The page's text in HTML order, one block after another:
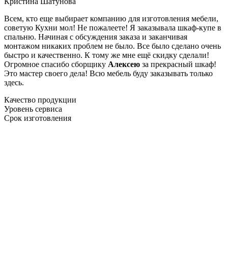
Всем, кто еще выбирает компанию для изготовления мебели,
советую Кухни мол! Не пожалеете! Я заказывала шкаф-купе в
спальню. Начиная с обсуждения заказа и заканчивая
монтажом никаких проблем не было. Все было сделано очень
быстро и качественно. К тому же мне ещё скидку сделали!
Огромное спасибо сборщику Алексею за прекрасный шкаф!
Это мастер своего дела! Всю мебель буду заказывать только
здесь.
Качество продукции
Уровень сервиса
Срок изготовления